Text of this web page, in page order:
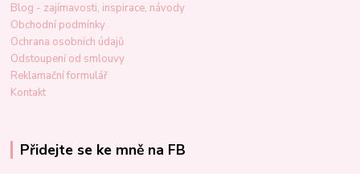
Blog - zajímavosti, inspirace, návody
Obchodní podmínky
Ochrana osobních údajů
Odstoupení od smlouvy
Reklamační formulář
Kontakt
Přidejte se ke mně na FB